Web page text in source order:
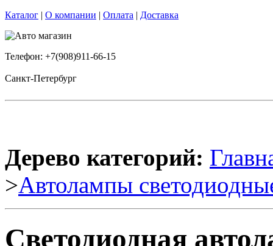
Каталог | О компании | Оплата | Доставка
Телефон: +7(908)911-66-15
Санкт-Петербург
Дерево категорий:
>Автолампы
Светодиодная